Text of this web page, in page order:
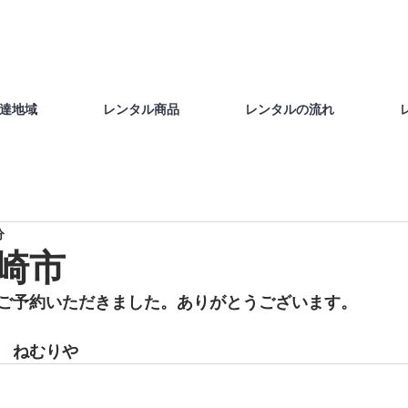
地域 レンタル商品 レンタルの流れ
市
予約いただきました。ありがとうございます。
ねむりや